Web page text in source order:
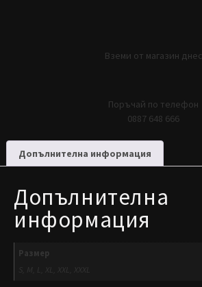
Вземи от магазин днес
Поръчай по телефон
0887 648 666
Допълнителна информация
Допълнителна
информация
Размер
S, M, L, XL, XXL, XXXL